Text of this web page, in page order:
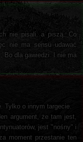
nie pisali, a piszą. Co
nie ma sensu udawać
Bo dla gawiedzi. I nie ma
Tylko o innym targecie.
argument, że tam jest,
jest "nośny" i
moment przestanie ten